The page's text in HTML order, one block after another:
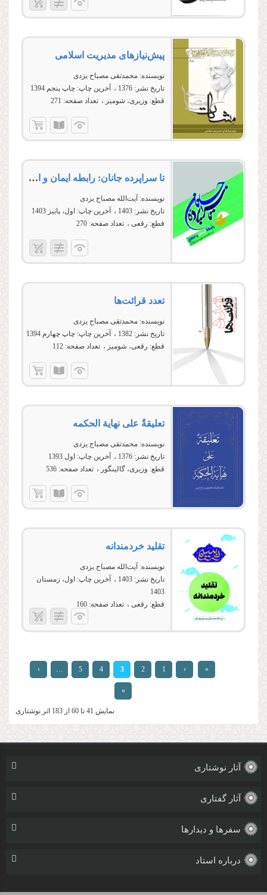
پیش‌نیازهاى مدیریت اسلامى
نویسنده: محمدتقی مصباح یزدی
تاریخ نشر: 1376 آخرین چاپ: چاپ پنجم 1394
قطع: وزیری، شومیز تعداد صفحه: 271
تا سراپرده جانان: رابطه ایمان و اخلاق
نویسنده: آیت‌الله مصباح یزدی
تاریخ نشر: 1403 آخرین چاپ: اول، پاییز 1403
قطع: رقعی تعداد صفحه: 270
تعدد قرائت‌ها
نویسنده: محمدتقی مصباح یزدی
تاریخ نشر: 1382 آخرین چاپ: چاپ چهارم 1394
قطع: رقعی، شومیز تعداد صفحه: 112
تعلیقةٌ على نهایة الحكمه
نویسنده: محمدتقی مصباح یزدی
تاریخ نشر: 1376 آخرین چاپ: اول 1393
قطع: وزیری، گالینگور تعداد صفحه: 536
تقلید خردمندانه
نویسنده: آیت‌الله مصباح یزدی
تاریخ نشر: 1403 آخرین چاپ: اول، زمستان
1403
قطع: رقعی تعداد صفحه: 160
صفحه‌ها
«
‹
1
2
3
4
5
…
›
»
نمایش 41 تا 60 از 183 اثر نوشتاری
آثار نوشتاری
آثار گفتاری
سفرها و دیدارها
درباره استاد